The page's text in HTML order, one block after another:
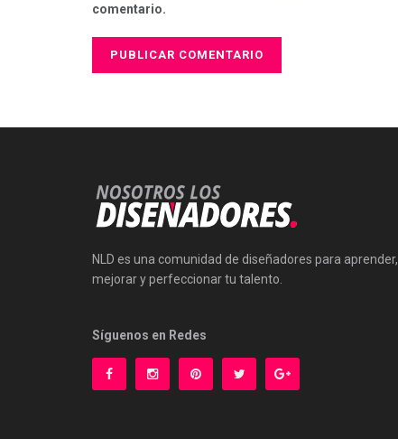
comentario.
NLD es una comunidad de diseñadores para aprender,
mejorar y perfeccionar tu talento.
Síguenos en Redes